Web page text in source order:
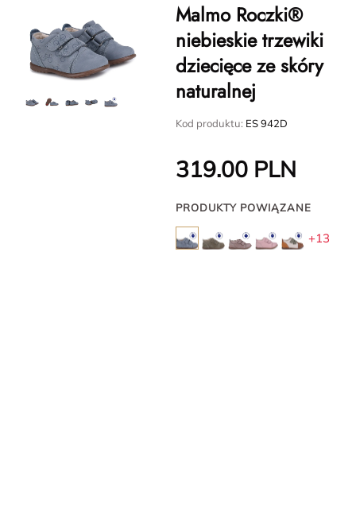
Malmo Roczki®
niebieskie trzewiki
dziecięce ze skóry
naturalnej
Kod produktu: ES 942D
319.00 PLN
PRODUKTY POWIĄZANE
+13